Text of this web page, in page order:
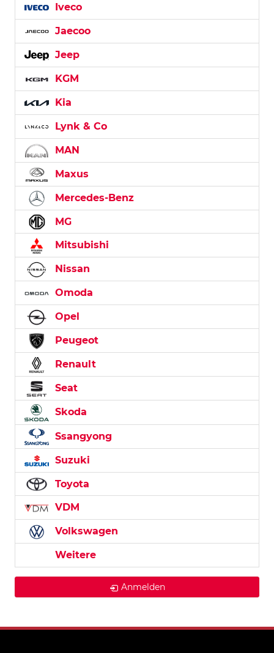
Iveco
Jaecoo
Jeep
KGM
Kia
Lynk & Co
MAN
Maxus
Mercedes-Benz
MG
Mitsubishi
Nissan
Omoda
Opel
Peugeot
Renault
Seat
Skoda
Ssangyong
Suzuki
Toyota
VDM
Volkswagen
Weitere
Anmelden